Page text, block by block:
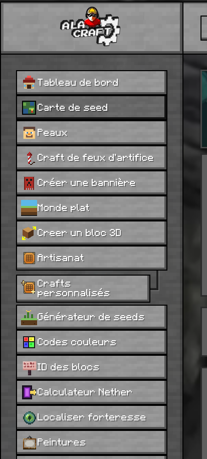
Tableau de bord
Carte de seed
Peaux
Craft de feux d'artifice
Créer une bannière
Monde plat
Creer un bloc 3D
Artisanat
Crafts
personnalisés
Générateur de seeds
Codes couleurs
ID des blocs
Calculateur Nether
Localiser forteresse
Peintures